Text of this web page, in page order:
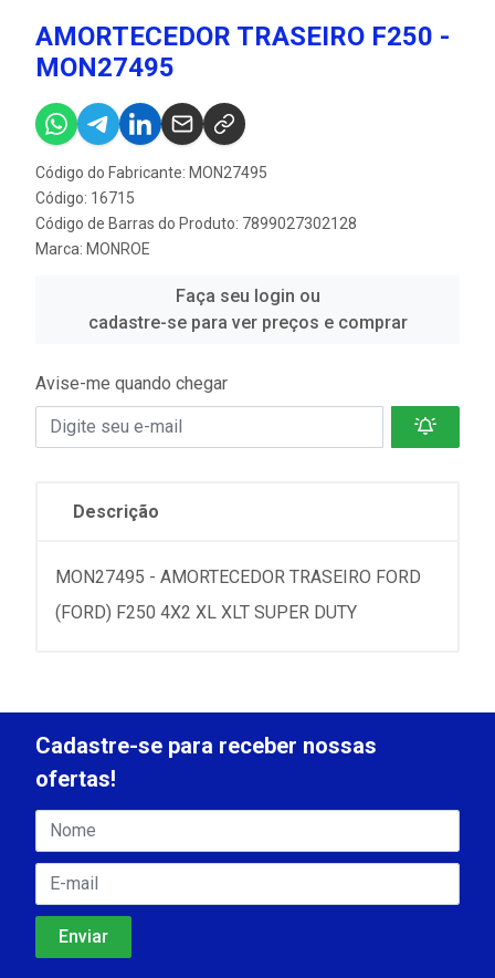
AMORTECEDOR TRASEIRO F250 -
MON27495
Código do Fabricante: MON27495
Código: 16715
Código de Barras do Produto: 7899027302128
Marca: MONROE
Faça seu login ou
cadastre-se para ver preços e comprar
Avise-me quando chegar
Descrição
MON27495 - AMORTECEDOR TRASEIRO FORD
(FORD) F250 4X2 XL XLT SUPER DUTY
Cadastre-se para receber nossas
ofertas!